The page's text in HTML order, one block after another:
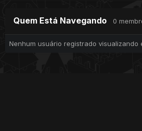
Quem Está Navegando 0
Nenhum usuário registrado visualizando